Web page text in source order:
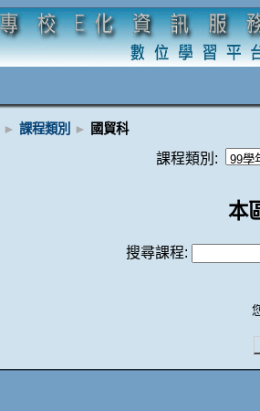
► 課程類別 ► 國貿科
課程類別:
本
搜尋課程: